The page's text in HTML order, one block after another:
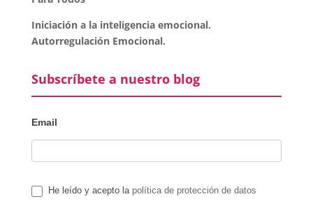
Iniciación a la inteligencia emocional.
Autorregulación Emocional.
Subscríbete a nuestro blog
Email
He leído y acepto la política de protección de datos